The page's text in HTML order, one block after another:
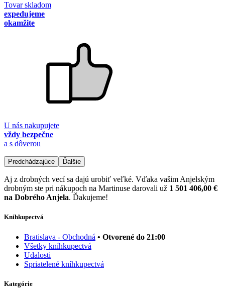
Tovar skladom
expedujeme
okamžite
U nás nakupujete
vždy bezpečne
a s dôverou
Predchádzajúce Ďalšie
Aj z drobných vecí sa dajú urobiť veľké. Vďaka vašim Anjelským
drobným ste pri nákupoch na Martinuse darovali už 1 501 406,00 €
na Dobrého Anjela. Ďakujeme!
Kníhkupectvá
Bratislava - Obchodná • Otvorené do 21:00
Všetky kníhkupectvá
Udalosti
Spriatelené kníhkupectvá
Kategórie